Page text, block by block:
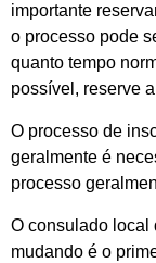
importante
o processo pode
quanto tempo
possível, reserve
O processo de
geralmente é
processo
O consulado local
mudando é o